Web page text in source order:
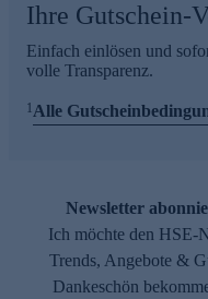
Ihre Gutschein-
Einfach einlösen und
volle Transparenz.
1 Alle
Newsletter
Ich möchte den HSE-
Trends, Angebote &
Dankeschön